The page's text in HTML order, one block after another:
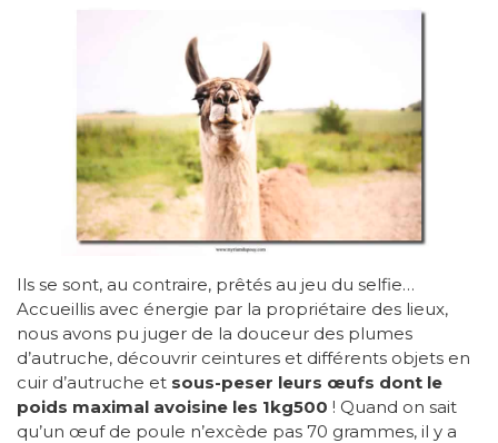
Ils se sont, au contraire, prêtés au jeu du selfie…
Accueillis avec énergie par la propriétaire des lieux,
nous avons pu juger de la douceur des plumes
d’autruche, découvrir ceintures et différents objets en
cuir d’autruche et sous-peser leurs œufs dont le
poids maximal avoisine les 1kg500 ! Quand on sait
qu’un œuf de poule n’excède pas 70 grammes, il y a